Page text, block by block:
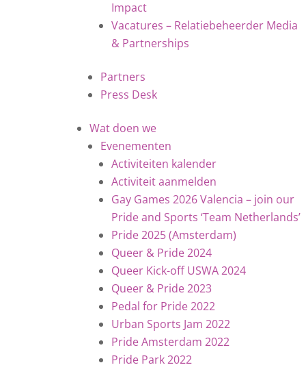
Impact
Vacatures – Relatiebeheerder Media
& Partnerships
Partners
Press Desk
Wat doen we
Evenementen
Activiteiten kalender
Activiteit aanmelden
Gay Games 2026 Valencia – join our
Pride and Sports ‘Team Netherlands’
Pride 2025 (Amsterdam)
Queer & Pride 2024
Queer Kick-off USWA 2024
Queer & Pride 2023
Pedal for Pride 2022
Urban Sports Jam 2022
Pride Amsterdam 2022
Pride Park 2022